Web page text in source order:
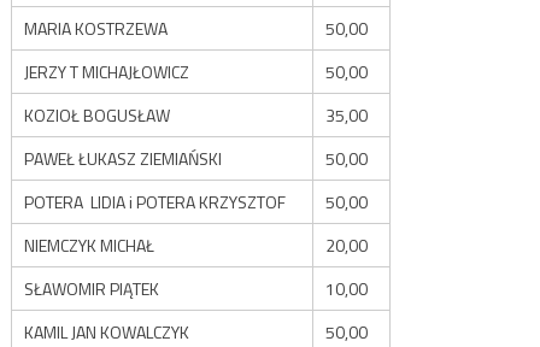
MARIA KOSTRZEWA
50,00
JERZY T MICHAJŁOWICZ
50,00
KOZIOŁ BOGUSŁAW
35,00
PAWEŁ ŁUKASZ ZIEMIAŃSKI
50,00
POTERA LIDIA i POTERA KRZYSZTOF
50,00
NIEMCZYK MICHAŁ
20,00
SŁAWOMIR PIĄTEK
10,00
KAMIL JAN KOWALCZYK
50,00